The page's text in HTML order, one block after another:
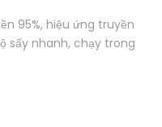
95%, hiệu ứng truyền
sấy nhanh, chạy trong